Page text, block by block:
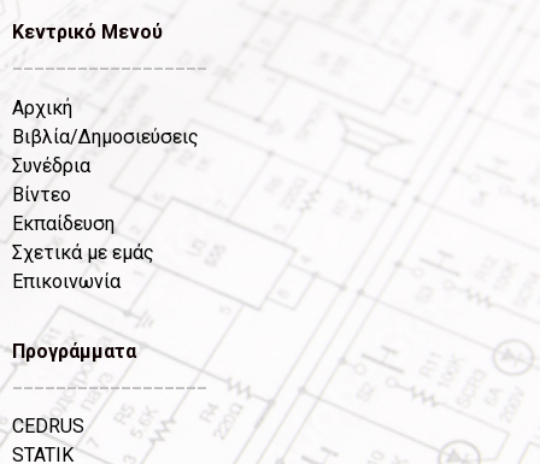
Κεντρικό Μενού
Αρχική
Βιβλία/Δημοσιεύσεις
Συνέδρια
Βίντεο
Εκπαίδευση
Σχετικά με εμάς
Επικοινωνία
Προγράμματα
__________________
CEDRUS
STATIK